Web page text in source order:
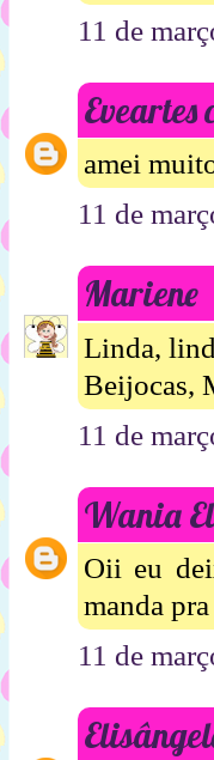
11 de
Eveartes
amei
11 de
Mariene
Linda,
Beijocas,
11 de
Wania
Oii eu
manda
11 de